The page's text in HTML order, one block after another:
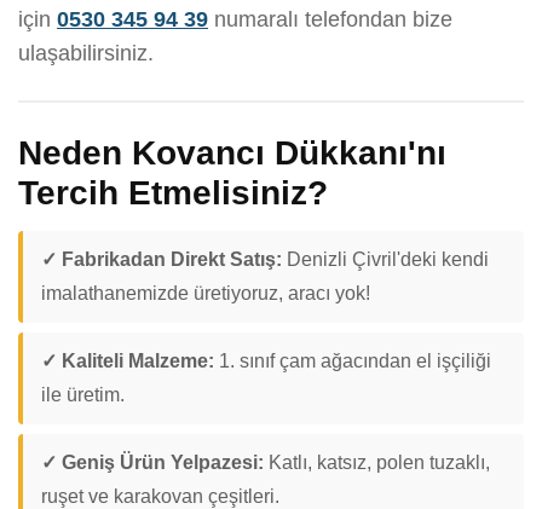
için 0530 345 94 39 numaralı telefondan bize
ulaşabilirsiniz.
Neden Kovancı Dükkanı'nı
Tercih Etmelisiniz?
✓ Fabrikadan Direkt Satış: Denizli Çivril'deki kendi
imalathanemizde üretiyoruz, aracı yok!
✓ Kaliteli Malzeme: 1. sınıf çam ağacından el işçiliği
ile üretim.
✓ Geniş Ürün Yelpazesi: Katlı, katsız, polen tuzaklı,
ruşet ve karakovan çeşitleri.